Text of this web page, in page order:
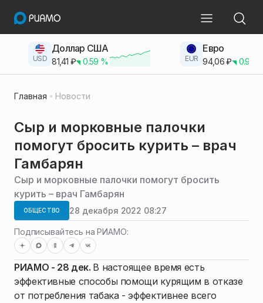
USD
Доллар США
81,41 ₽ 0.59 % EUR
Евро
94,06₽ 0.93
Главная Новости
Сыр и морковные палочки
помогут бросить курить – врач
Гамбарян
Сыр и морковные палочки помогут бросить
курить – врач Гамбарян
ОБЩЕСТВО 28 декабря 2022 08:27
Подписывайтесь на РИАМО:
РИАМО - 28 дек. В настоящее время есть
эффективные способы помощи курящим в отказе
от потребления табака - эффективнее всего